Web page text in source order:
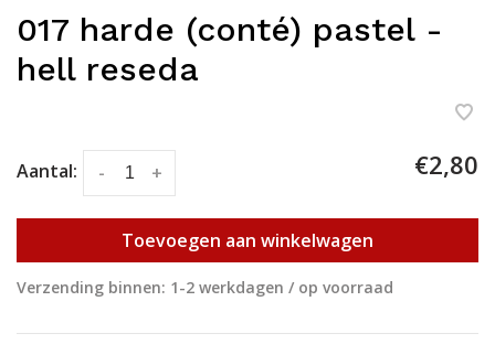
017 harde (conté) pastel -
hell reseda
Aantal: +
- €2,80
Toevoegen aan winkelwagen
Verzending binnen: 1-2 werkdagen / op voorraad